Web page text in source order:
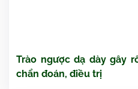
Trào ngược dạ dày gây
chẩn đoán, điều trị